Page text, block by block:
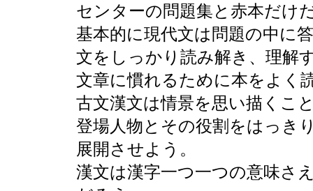
センターの問題集と赤本だけ
基本的に現代文は問題の中に
文をしっかり読み解き、理解
文章に慣れるために本をよく
古文漢文は情景を思い描くこ
登場人物とその役割をはっき
展開させよう。
漢文は漢字一つ一つの意味さ